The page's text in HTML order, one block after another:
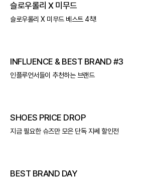
슬로우롤리 X 미무드
슬로우롤리 X 미무드 베스트 4착!
INFLUENCE & BEST BRAND #3
인플루언서들이 추천하는 브랜드
SHOES PRICE DROP
지금 필요한 슈즈만 모은 단독 지쎄 할인전
BEST BRAND DAY